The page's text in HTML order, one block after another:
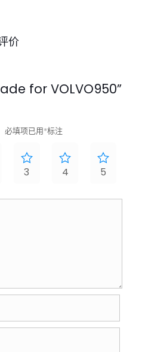
价
for VOLVO950”
必填项已用*标注
3 4 5